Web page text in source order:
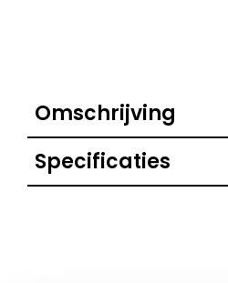
Omschrijving
Specificaties